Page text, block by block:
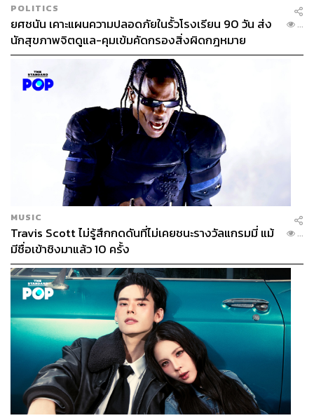
POLITICS
ยศชนัน เคาะแผนความปลอดภัยในรั้วโรงเรียน 90 วัน ส่ง
นักสุขภาพจิตดูแล-คุมเข้มคัดกรองสิ่งผิดกฎหมาย
...
MUSIC
Travis Scott ไม่รู้สึกกดดันที่ไม่เคยชนะรางวัลแกรมมี่ แม้
มีชื่อเข้าชิงมาแล้ว 10 ครั้ง
...